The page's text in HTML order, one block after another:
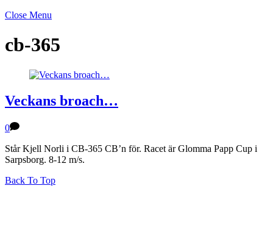
Close Menu
cb-365
Veckans broach…
0
Står Kjell Norli i CB-365 CB’n för. Racet är Glomma Papp Cup i
Sarpsborg. 8-12 m/s.
Back To Top